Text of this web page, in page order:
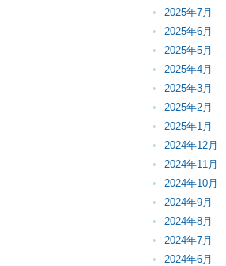
2025年7月
2025年6月
2025年5月
2025年4月
2025年3月
2025年2月
2025年1月
2024年12月
2024年11月
2024年10月
2024年9月
2024年8月
2024年7月
2024年6月